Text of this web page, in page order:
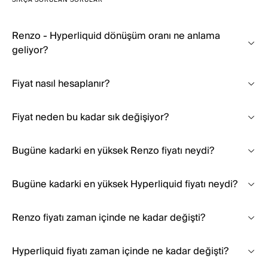
Renzo - Hyperliquid dönüşüm oranı ne anlama
geliyor?
Fiyat nasıl hesaplanır?
Fiyat neden bu kadar sık değişiyor?
Bugüne kadarki en yüksek Renzo fiyatı neydi?
Bugüne kadarki en yüksek Hyperliquid fiyatı neydi?
Renzo fiyatı zaman içinde ne kadar değişti?
Hyperliquid fiyatı zaman içinde ne kadar değişti?